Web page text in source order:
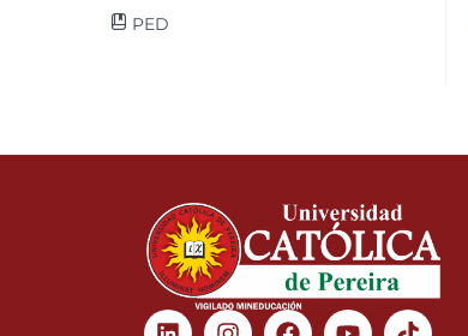
PED
LinkedinInstagram
Facebook
Youtube